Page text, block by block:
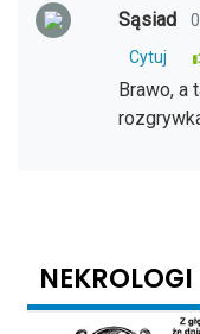
Sąsiad
Cytuj
Brawo, a
NEKROLOGI